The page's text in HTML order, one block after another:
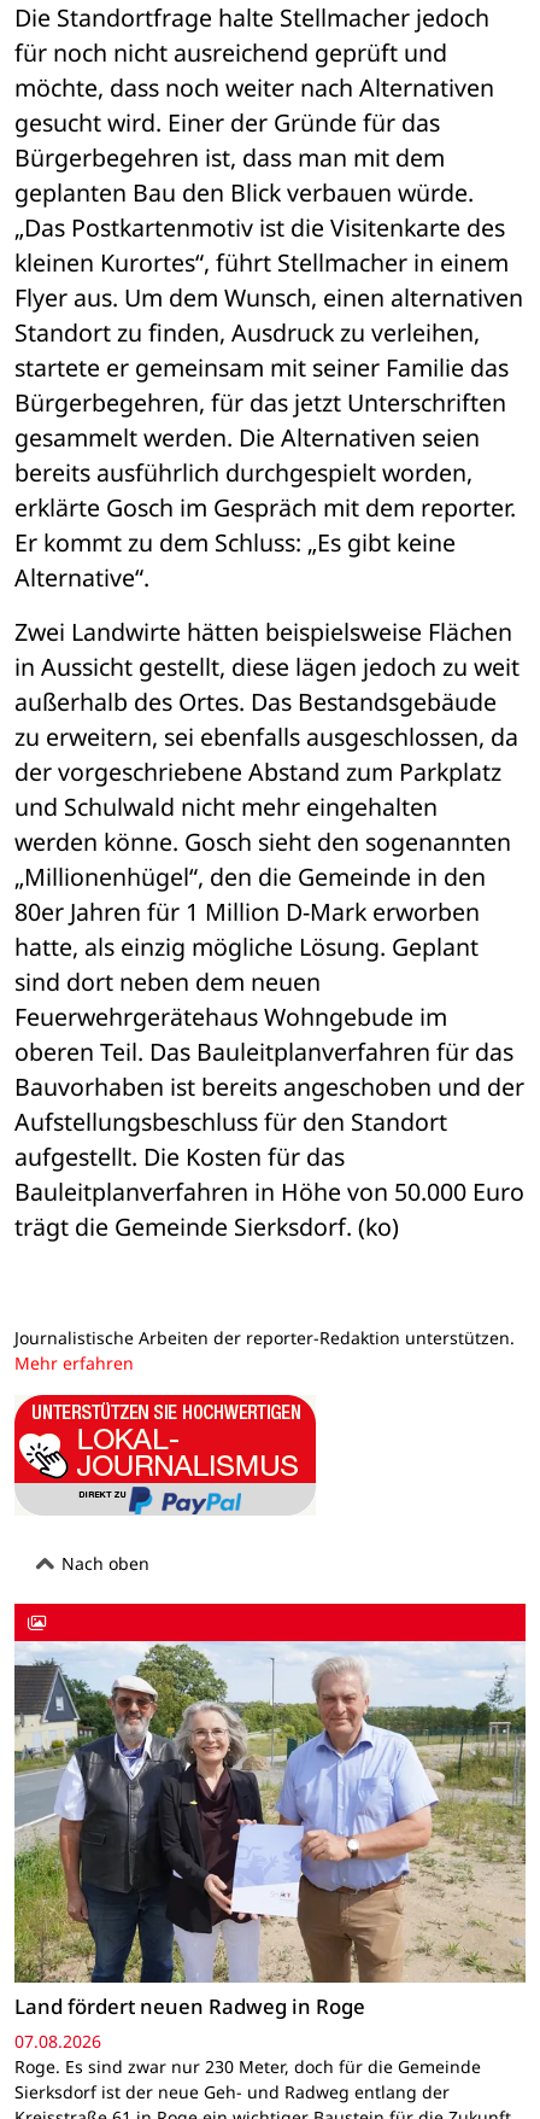
Die Standortfrage halte Stellmacher jedoch
für noch nicht ausreichend geprüft und
möchte, dass noch weiter nach Alternativen
gesucht wird. Einer der Gründe für das
Bürgerbegehren ist, dass man mit dem
geplanten Bau den Blick verbauen würde.
„Das Postkartenmotiv ist die Visitenkarte des
kleinen Kurortes“, führt Stellmacher in einem
Flyer aus. Um dem Wunsch, einen alternativen
Standort zu finden, Ausdruck zu verleihen,
startete er gemeinsam mit seiner Familie das
Bürgerbegehren, für das jetzt Unterschriften
gesammelt werden. Die Alternativen seien
bereits ausführlich durchgespielt worden,
erklärte Gosch im Gespräch mit dem reporter.
Er kommt zu dem Schluss: „Es gibt keine
Alternative“.
Zwei Landwirte hätten beispielsweise Flächen
in Aussicht gestellt, diese lägen jedoch zu weit
außerhalb des Ortes. Das Bestandsgebäude
zu erweitern, sei ebenfalls ausgeschlossen, da
der vorgeschriebene Abstand zum Parkplatz
und Schulwald nicht mehr eingehalten
werden könne. Gosch sieht den sogenannten
„Millionenhügel“, den die Gemeinde in den
80er Jahren für 1 Million D-Mark erworben
hatte, als einzig mögliche Lösung. Geplant
sind dort neben dem neuen
Feuerwehrgerätehaus Wohngebude im
oberen Teil. Das Bauleitplanverfahren für das
Bauvorhaben ist bereits angeschoben und der
Aufstellungsbeschluss für den Standort
aufgestellt. Die Kosten für das
Bauleitplanverfahren in Höhe von 50.000 Euro
trägt die Gemeinde Sierksdorf. (ko)
Journalistische Arbeiten der reporter-Redaktion unterstützen.
Mehr erfahren
Nach oben
Land fördert neuen Radweg in Roge
07.08.2026
Roge. Es sind zwar nur 230 Meter, doch für die Gemeinde
Sierksdorf ist der neue Geh- und Radweg entlang der